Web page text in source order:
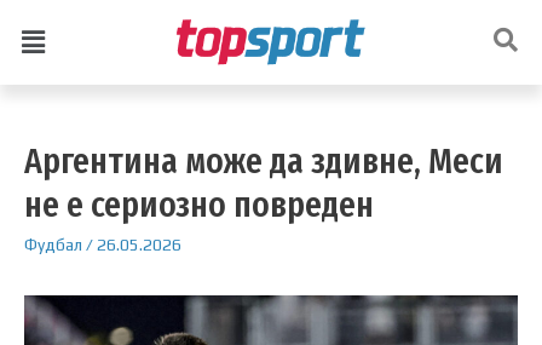
Аргентина може да здивне, Меси
не е сериозно повреден
Фудбал /26.05.2026